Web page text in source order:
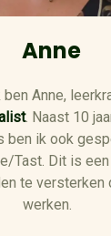
Anne
ben Anne,
. Naast 10
ben ik ook
Tast. Dit is
te versterken
werken.